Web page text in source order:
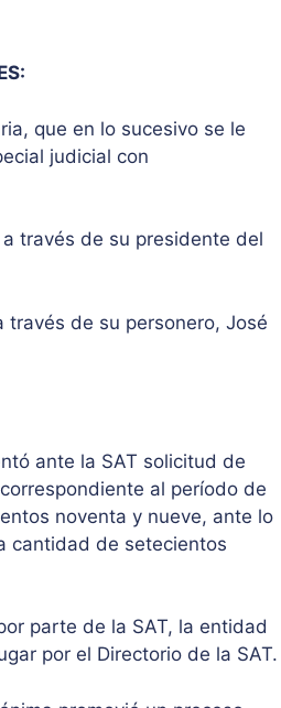
que en lo sucesivo se le
judicial con
través de su presidente del
través de su personero, José
ante la SAT solicitud de
al período de
noventa y nueve, ante lo
cantidad de setecientos
parte de la SAT, la entidad
por el Directorio de la SAT.